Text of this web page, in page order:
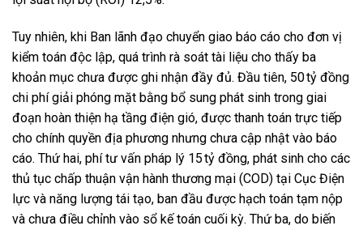
Tuy nhiên, khi Ban lãnh đạo chuyển giao báo cáo cho đơn vị
kiểm toán độc lập, quá trình rà soát tài liệu cho thấy ba
khoản mục chưa được ghi nhận đầy đủ. Đầu tiên, 50 tỷ đồng
chi phí giải phóng mặt bằng bổ sung phát sinh trong giai
đoạn hoàn thiện hạ tầng điện gió, được thanh toán trực tiếp
cho chính quyền địa phương nhưng chưa cập nhật vào báo
cáo. Thứ hai, phí tư vấn pháp lý 15 tỷ đồng, phát sinh cho các
thủ tục chấp thuận vận hành thương mại (COD) tại Cục Điện
lực và năng lượng tái tạo, ban đầu được hạch toán tạm nộp
và chưa điều chỉnh vào sổ kế toán cuối kỳ. Thứ ba, do biến